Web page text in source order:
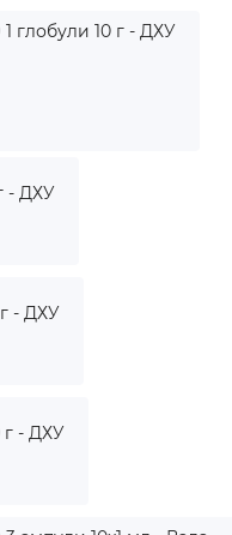
глобули 10 г - ДХУ
- ДХУ
- ДХУ
г - ДХУ